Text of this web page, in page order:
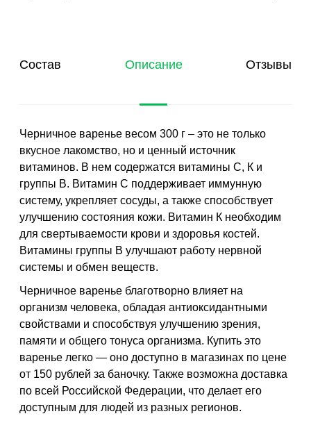
Состав Описание Отзывы
Черничное варенье весом 300 г – это не только
вкусное лакомство, но и ценный источник
витаминов. В нем содержатся витамины С, К и
группы В. Витамин С поддерживает иммунную
систему, укрепляет сосуды, а также способствует
улучшению состояния кожи. Витамин К необходим
для свертываемости крови и здоровья костей.
Витамины группы В улучшают работу нервной
системы и обмен веществ.
Черничное варенье благотворно влияет на
организм человека, обладая антиоксидантными
свойствами и способствуя улучшению зрения,
памяти и общего тонуса организма. Купить это
варенье легко — оно доступно в магазинах по цене
от 150 рублей за баночку. Также возможна доставка
по всей Российской Федерации, что делает его
доступным для людей из разных регионов.